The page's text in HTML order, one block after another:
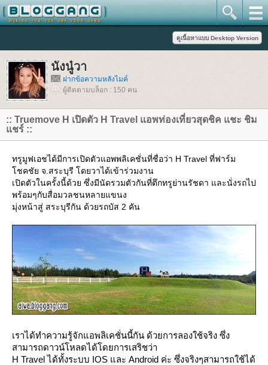
นังนู๋วา
ฝากข้อความหลังไมค์
ผู้ติดตามบล็อก : 150 คน
:: Truemove H เปิดตัว H Travel แอพท่องเที่ยวสุดชิค แชะ ชิม
ชร์ ::
ทรูมูฟเอชได้มีการเปิดตัวแอพพลิเคชั่นที่ชื่อว่า H Travel ที่ฟาร์ม
ชคชัย จ.สระบุรี โดยวาได้เข้าร่วมงาน
เปิดตัวในครั้งนี้ด้วย ซึ่งมีนัดรวมตัวกันที่ตึกทรูย่านรัชดา และนั่งรถไป
พร้อมๆกับสื่อมวลชนหลายแขนง
มุ่งหน้าสู่ สระบุรีกัน ด้วยรถบัส 2 คัน
เราได้ทำความรู้จักแอพลิเคชั่นนี้กัน ด้วยการลองใช้จริง ซึ่ง
สามารถดาวน์โหลดได้โดยการเสริชว่า
H Travel ได้ทั้งระบบ IOS และ Android ค่ะ ซึ่งจริงๆสามารถใช้ได้